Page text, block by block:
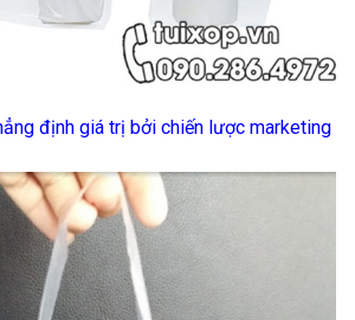
định giá trị bởi chiến lược marketing